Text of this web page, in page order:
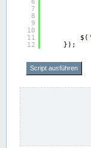
7
8
9
10
11
12
$(
});
Script ausführen